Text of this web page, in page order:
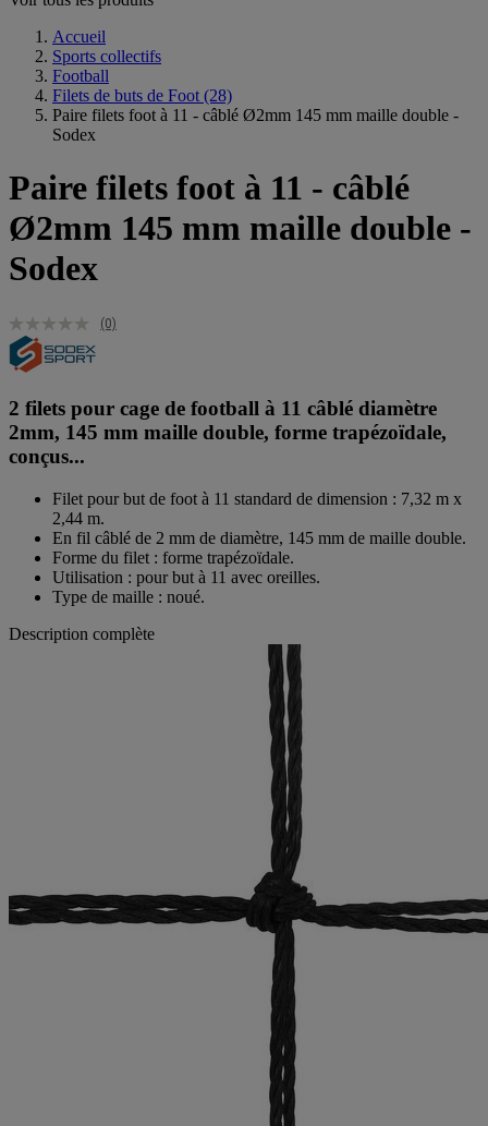
Accueil
Sports collectifs
Football
Filets de buts de Foot (28)
Paire filets foot à 11 - câblé Ø2mm 145 mm maille double -
Sodex
Paire filets foot à 11 - câblé
Ø2mm 145 mm maille double -
Sodex
(0)
2 filets pour cage de football à 11 câblé diamètre
2mm, 145 mm maille double, forme trapézoïdale,
conçus...
Filet pour but de foot à 11 standard de dimension : 7,32 m x
2,44 m.
En fil câblé de 2 mm de diamètre, 145 mm de maille double.
Forme du filet : forme trapézoïdale.
Utilisation : pour but à 11 avec oreilles.
Type de maille : noué.
Description complète